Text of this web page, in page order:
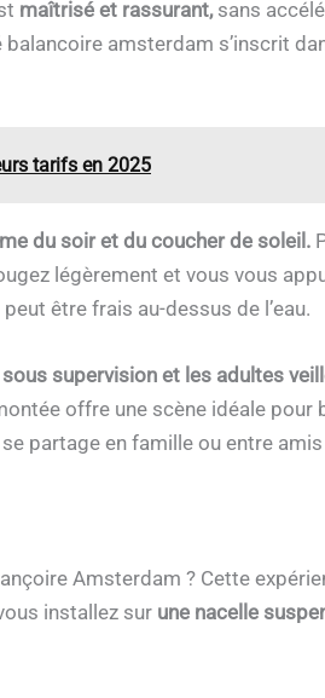
maîtrisé et rassurant,sans
amsterdam s’inscrit
tarifs en 2025
du soir et du coucher de soleil.
légèrement et vous vous
être frais au-dessus de l’eau.
supervision et les adultes
offre une scène idéale
partage en famille ou entre
Amsterdam ? Cette
installez sur une nacelle